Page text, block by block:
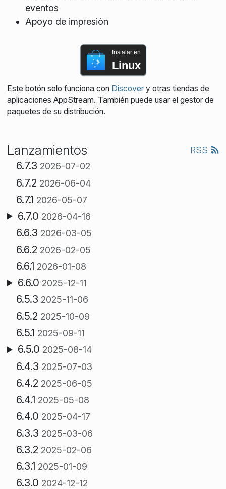
eventos
Apoyo de impresión
Instalar en
Linux
Este botón solo funciona con Discovery otras tiendas de
aplicaciones AppStream. También puede usar el gestor de
paquetes de su distribución.
Lanzamientos RSS
6.7.3 2026-07-02
6.7.2 2026-06-04
6.7.1 2026-05-07
6.7.0 2026-04-16
6.6.3 2026-03-05
6.6.2 2026-02-05
6.6.1 2026-01-08
6.6.0 2025-12-11
6.5.3 2025-11-06
6.5.2 2025-10-09
6.5.1 2025-09-11
6.5.0 2025-08-14
6.4.3 2025-07-03
6.4.2 2025-06-05
6.4.1 2025-05-08
6.4.0 2025-04-17
6.3.3 2025-03-06
6.3.2 2025-02-06
6.3.1 2025-01-09
6.3.0 2024-12-12